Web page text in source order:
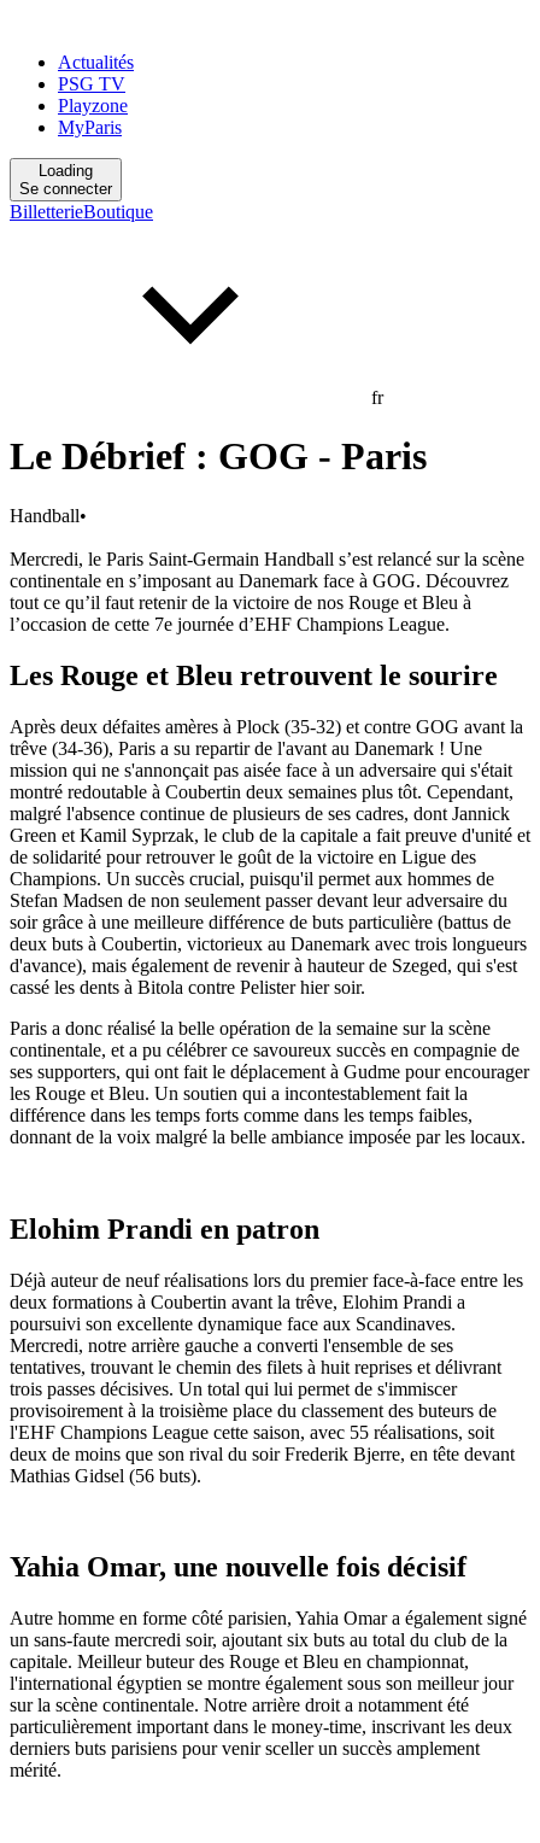
Actualités
PSG TV
Playzone
MyParis
Loading
Se connecter
BilletterieBoutique
fr
Le Débrief : GOG - Paris
Handball•
Mercredi, le Paris Saint-Germain Handball s’est relancé sur la scène
continentale en s’imposant au Danemark face à GOG. Découvrez
tout ce qu’il faut retenir de la victoire de nos Rouge et Bleu à
l’occasion de cette 7e journée d’EHF Champions League.
Les Rouge et Bleu retrouvent le sourire
Après deux défaites amères à Plock (35-32) et contre GOG avant la
trêve (34-36), Paris a su repartir de l'avant au Danemark ! Une
mission qui ne s'annonçait pas aisée face à un adversaire qui s'était
montré redoutable à Coubertin deux semaines plus tôt. Cependant,
malgré l'absence continue de plusieurs de ses cadres, dont Jannick
Green et Kamil Syprzak, le club de la capitale a fait preuve d'unité et
de solidarité pour retrouver le goût de la victoire en Ligue des
Champions. Un succès crucial, puisqu'il permet aux hommes de
Stefan Madsen de non seulement passer devant leur adversaire du
soir grâce à une meilleure différence de buts particulière (battus de
deux buts à Coubertin, victorieux au Danemark avec trois longueurs
d'avance), mais également de revenir à hauteur de Szeged, qui s'est
cassé les dents à Bitola contre Pelister hier soir.
Paris a donc réalisé la belle opération de la semaine sur la scène
continentale, et a pu célébrer ce savoureux succès en compagnie de
ses supporters, qui ont fait le déplacement à Gudme pour encourager
les Rouge et Bleu. Un soutien qui a incontestablement fait la
différence dans les temps forts comme dans les temps faibles,
donnant de la voix malgré la belle ambiance imposée par les locaux.
Elohim Prandi en patron
Déjà auteur de neuf réalisations lors du premier face-à-face entre les
deux formations à Coubertin avant la trêve, Elohim Prandi a
poursuivi son excellente dynamique face aux Scandinaves.
Mercredi, notre arrière gauche a converti l'ensemble de ses
tentatives, trouvant le chemin des filets à huit reprises et délivrant
trois passes décisives. Un total qui lui permet de s'immiscer
provisoirement à la troisième place du classement des buteurs de
l'EHF Champions League cette saison, avec 55 réalisations, soit
deux de moins que son rival du soir Frederik Bjerre, en tête devant
Mathias Gidsel (56 buts).
Yahia Omar, une nouvelle fois décisif
Autre homme en forme côté parisien, Yahia Omar a également signé
un sans-faute mercredi soir, ajoutant six buts au total du club de la
capitale. Meilleur buteur des Rouge et Bleu en championnat,
l'international égyptien se montre également sous son meilleur jour
sur la scène continentale. Notre arrière droit a notamment été
particulièrement important dans le money-time, inscrivant les deux
derniers buts parisiens pour venir sceller un succès amplement
mérité.